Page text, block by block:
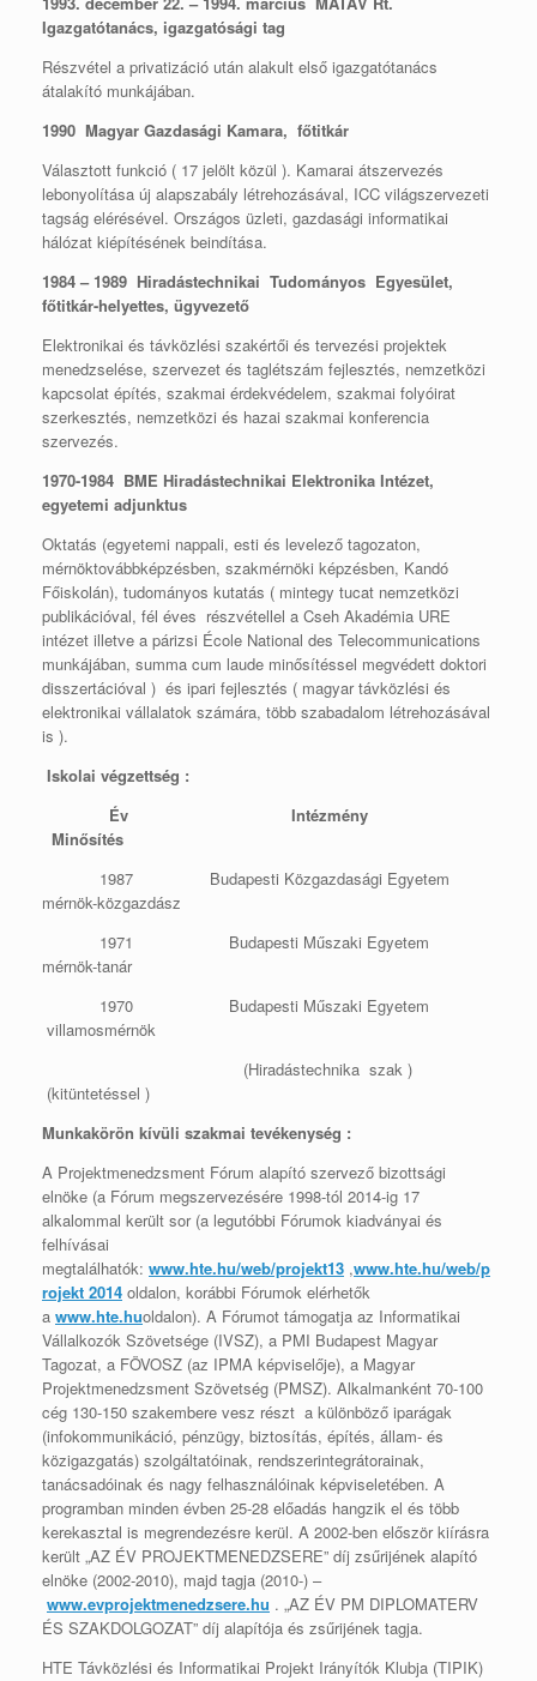
Igazgatótanács, igazgatósági tag
Részvétel a privatizáció után alakult első igazgatótanács
átalakító munkájában.
1990 Magyar Gazdasági Kamara, főtitkár
Választott funkció ( 17 jelölt közül ). Kamarai átszervezés
lebonyolítása új alapszabály létrehozásával, ICC világszervezeti
tagság elérésével. Országos üzleti, gazdasági informatikai
hálózat kiépítésének beindítása.
1984 – 1989 Hiradástechnikai Tudományos Egyesület,
főtitkár-helyettes, ügyvezető
Elektronikai és távközlési szakértői és tervezési projektek
menedzselése, szervezet és taglétszám fejlesztés, nemzetközi
kapcsolat építés, szakmai érdekvédelem, szakmai folyóirat
szerkesztés, nemzetközi és hazai szakmai konferencia
szervezés.
1970-1984 BME Hiradástechnikai Elektronika Intézet,
egyetemi adjunktus
Oktatás (egyetemi nappali, esti és levelező tagozaton,
mérnöktovábbképzésben, szakmérnöki képzésben, Kandó
Főiskolán), tudományos kutatás ( mintegy tucat nemzetközi
publikációval, fél éves részvétellel a Cseh Akadémia URE
intézet illetve a párizsi École National des Telecommunications
munkájában, summa cum laude minősítéssel megvédett doktori
disszertációval ) és ipari fejlesztés ( magyar távközlési és
elektronikai vállalatok számára, több szabadalom létrehozásával
is ).
Iskolai végzettség :
Év
Intézmény
Minősítés
1987 Budapesti Közgazdasági Egyetem
mérnök-közgazdász
1971 Budapesti Műszaki Egyetem
mérnök-tanár
1970 Budapesti Műszaki Egyetem
villamosmérnök
(Hiradástechnika szak )
(kitüntetéssel )
Munkakörön kívüli szakmai tevékenység :
A Projektmenedzsment Fórum alapító szervező bizottsági
elnöke (a Fórum megszervezésére 1998-tól 2014-ig 17
alkalommal került sor (a legutóbbi Fórumok kiadványai és
felhívásai
megtalálhatók: www.hte.hu/web/projekt13 ,www.hte.hu/web/p
rojekt 2014 oldalon, korábbi Fórumok elérhetők
a www.hte.huoldalon). A Fórumot támogatja az Informatikai
Vállalkozók Szövetsége (IVSZ), a PMI Budapest Magyar
Tagozat, a FÖVOSZ (az IPMA képviselője), a Magyar
Projektmenedzsment Szövetség (PMSZ). Alkalmanként 70-100
cég 130-150 szakembere vesz részt a különböző iparágak
(infokommunikáció, pénzügy, biztosítás, építés, állam- és
közigazgatás) szolgáltatóinak, rendszerintegrátorainak,
tanácsadóinak és nagy felhasználóinak képviseletében. A
programban minden évben 25-28 előadás hangzik el és több
kerekasztal is megrendezésre kerül. A 2002-ben először kiírásra
került „AZ ÉV PROJEKTMENEDZSERE” díj zsűrijének alapító
elnöke (2002-2010), majd tagja (2010-) –
www.evprojektmenedzsere.hu . „AZ ÉV PM DIPLOMATERV
ÉS SZAKDOLGOZAT” díj alapítója és zsűrijének tagja.
HTE Távközlési és Informatikai Projekt Irányítók Klubja (TIPIK)